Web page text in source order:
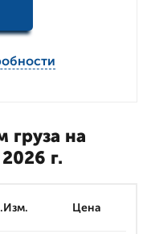
груза на
г.
Цена